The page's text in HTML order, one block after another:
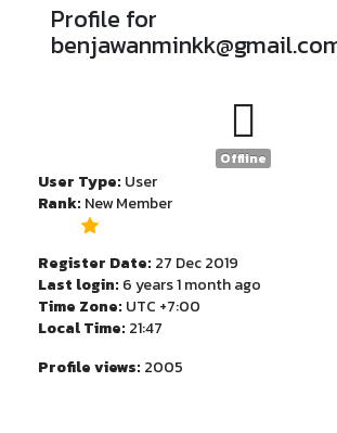
Profile for
Offline
User Type: User
Rank: New Member
Register Date: 27 Dec 2019
Last login: 6 years 1 month ago
Time Zone: UTC +7:00
Local Time: 21:47
Profile views: 2005